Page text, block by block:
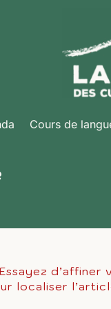
Cours de
localiser